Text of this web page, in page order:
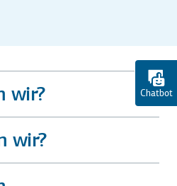
Chatbot
wir?
wir?